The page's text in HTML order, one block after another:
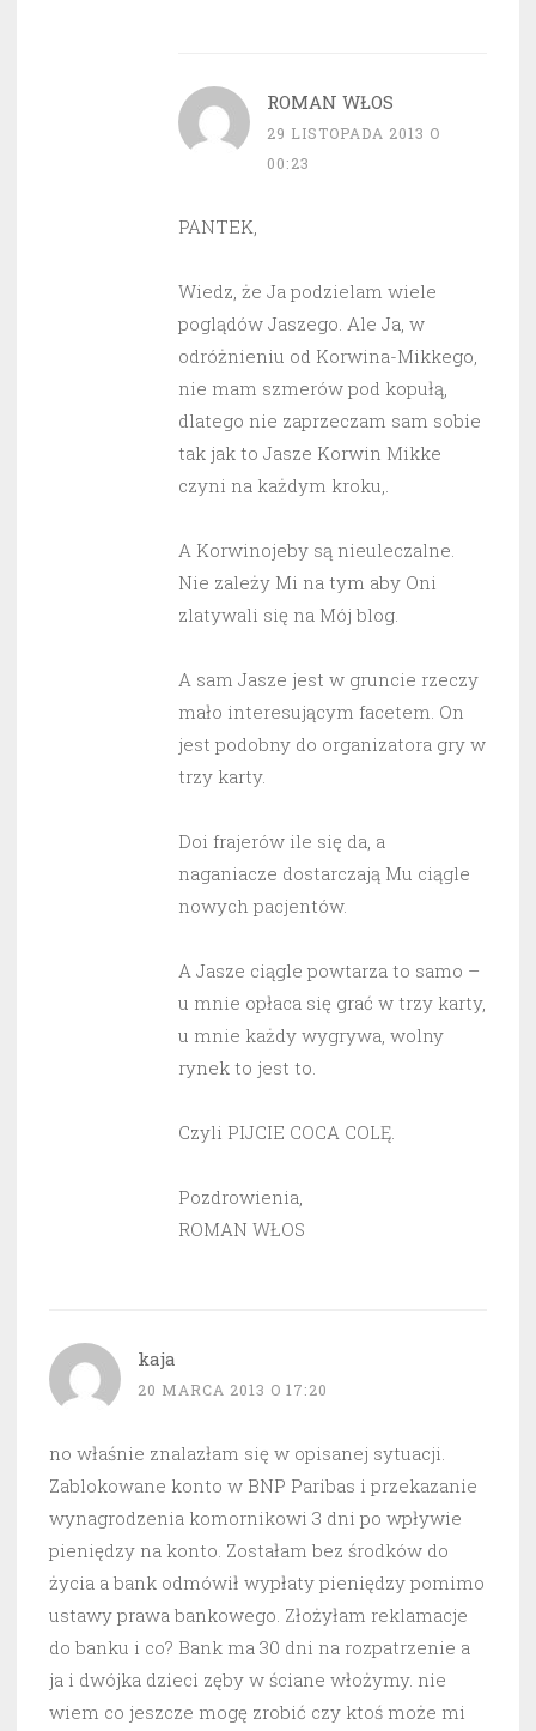
ROMAN WŁOS
29 LISTOPADA 2013 O
00:23
PANTEK,
Wiedz, że Ja podzielam wiele
poglądów Jaszego. Ale Ja, w
odróżnieniu od Korwina-Mikkego,
nie mam szmerów pod kopułą,
dlatego nie zaprzeczam sam sobie
tak jak to Jasze Korwin Mikke
czyni na każdym kroku,.
A Korwinojeby są nieuleczalne.
Nie zależy Mi na tym aby Oni
zlatywali się na Mój blog.
A sam Jasze jest w gruncie rzeczy
mało interesującym facetem. On
jest podobny do organizatora gry w
trzy karty.
Doi frajerów ile się da, a
naganiacze dostarczają Mu ciągle
nowych pacjentów.
A Jasze ciągle powtarza to samo –
u mnie opłaca się grać w trzy karty,
u mnie każdy wygrywa, wolny
rynek to jest to.
Czyli PIJCIE COCA COLĘ.
Pozdrowienia,
ROMAN WŁOS
kaja
20 MARCA 2013 O 17:20
no właśnie znalazłam się w opisanej sytuacji.
Zablokowane konto w BNP Paribas i przekazanie
wynagrodzenia komornikowi 3 dni po wpływie
pieniędzy na konto. Zostałam bez środków do
życia a bank odmówił wypłaty pieniędzy pomimo
ustawy prawa bankowego. Złożyłam reklamacje
do banku i co? Bank ma 30 dni na rozpatrzenie a
ja i dwójka dzieci zęby w ściane włożymy. nie
wiem co jeszcze mogę zrobić czy ktoś może mi